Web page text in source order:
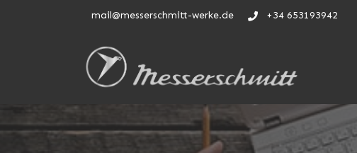
mail@messerschmitt-werke.de +34 653193942